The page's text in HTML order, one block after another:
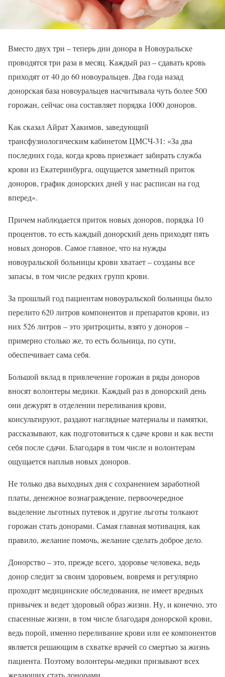
Вместо двух три – теперь дни донора в Новоуральске
проводятся три раза в месяц. Каждый раз – сдавать кровь
приходят от 40 до 60 новоуральцев. Два года назад
донорская база новоуральцев насчитывала чуть более 500
горожан, сейчас она составляет порядка 1000 доноров.
Как сказал Айрат Хакимов, заведующий
трансфузиологическим кабинетом ЦМСЧ-31: «За два
последних года, когда кровь приезжает забирать служба
крови из Екатеринбурга, ощущается заметный приток
доноров, график донорских дней у нас расписан на год
вперед».
Причем наблюдается приток новых доноров, порядка 10
процентов, то есть каждый донорский день приходят пять
новых доноров. Самое главное, что на нужды
новоуральской больницы крови хватает – созданы все
запасы, в том числе редких групп крови.
За прошлый год пациентам новоуральской больницы было
перелито 620 литров компонентов и препаратов крови, из
них 526 литров – это эритроциты, взято у доноров –
примерно столько же, то есть больница, по сути,
обеспечивает сама себя.
Большой вклад в привлечение горожан в ряды доноров
вносят волонтеры медики. Каждый раз в донорский день
они дежурят в отделении переливания крови,
консультируют, раздают наглядные материалы и памятки,
рассказывают, как подготовиться к сдаче крови и как вести
себя после сдачи. Благодаря в том числе и волонтерам
ощущается наплыв новых доноров.
Не только два выходных дня с сохранением заработной
платы, денежное вознаграждение, первоочередное
выделение льготных путевок и другие льготы толкают
горожан стать донорами. Самая главная мотивация, как
правило, желание помочь, желание сделать доброе дело.
Донорство – это, прежде всего, здоровье человека, ведь
донор следит за своим здоровьем, вовремя и регулярно
проходит медицинские обследования, не имеет вредных
привычек и ведет здоровый образ жизни. Ну, и конечно, это
спасенные жизни, в том числе благодаря донорской крови,
ведь порой, именно переливание крови или ее компонентов
является решающим в схватке врачей со смертью за жизнь
пациента. Поэтому волонтеры-медики призывают всех
желающих стать донорами.